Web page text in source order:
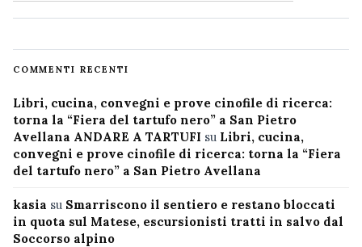
COMMENTI RECENTI
Libri, cucina, convegni e prove cinofile di ricerca:
torna la “Fiera del tartufo nero” a San Pietro
Avellana ANDARE A TARTUFI su Libri, cucina,
convegni e prove cinofile di ricerca: torna la “Fiera
del tartufo nero” a San Pietro Avellana
kasia su Smarriscono il sentiero e restano bloccati
in quota sul Matese, escursionisti tratti in salvo dal
Soccorso alpino